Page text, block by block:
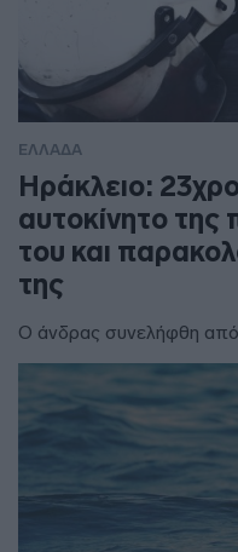
ΕΛΛΑΔΑ
Ηράκλειο:
αυτοκίνητο
του και
της
Ο άνδρας συνελήφθη από